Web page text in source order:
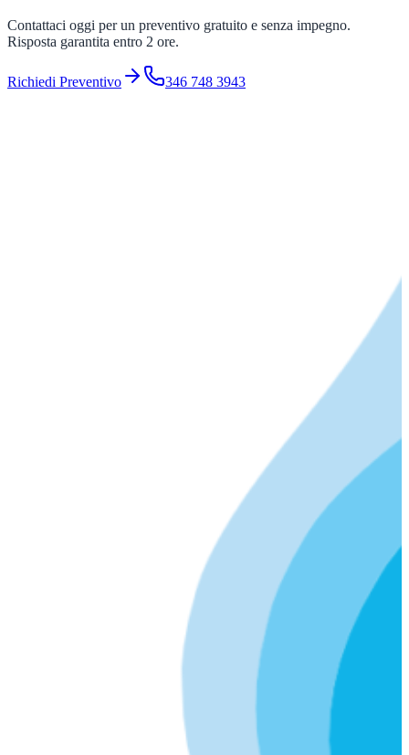
Contattaci oggi per un preventivo gratuito e senza impegno.
Risposta garantita entro 2 ore.
Richiedi Preventivo 346 748 3943